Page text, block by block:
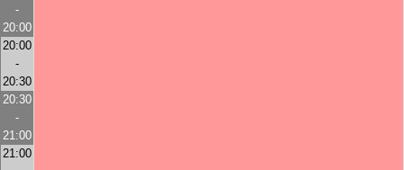
-
20:00
20:00
-
20:30
20:30
-
21:00
21:00